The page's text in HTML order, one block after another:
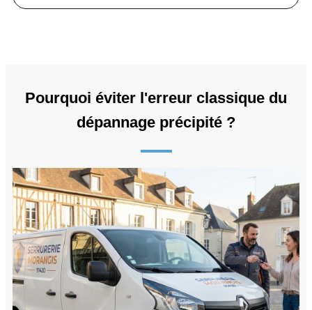
Pourquoi éviter l'erreur classique du
dépannage précipité ?